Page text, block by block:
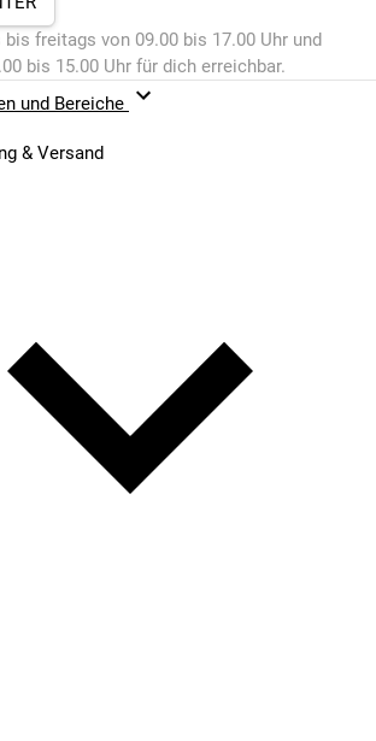
freitags von 09.00 bis 17.00 Uhr und
bis 15.00 Uhr für dich erreichbar.
und Bereiche
& Versand